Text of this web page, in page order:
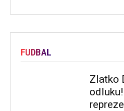
FUDBAL
Zlatko